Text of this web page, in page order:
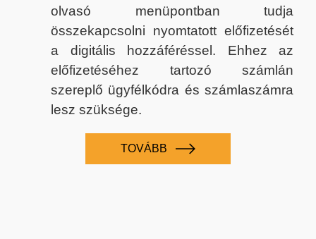
olvasó menüpontban tudja
összekapcsolni nyomtatott előfizetését
a digitális hozzáféréssel. Ehhez az
előfizetéséhez tartozó számlán
szereplő ügyfélkódra és számlaszámra
lesz szüksége.
TOVÁBB